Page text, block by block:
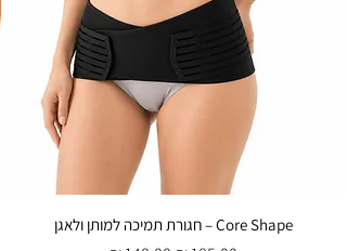
Core Shape – חגורת תמיכה למותן ולאגן